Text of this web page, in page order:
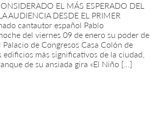
EL MÁS ESPERADO DEL
AUDIENCIA DESDE EL PRIMER
cantautor español Pablo
del viernes 09 de enero su poder de
de Congresos Casa Colón de
edificios más significativos de la ciudad,
de su ansiada gira «El Niño […]